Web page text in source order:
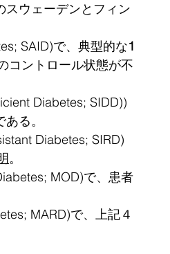
スウェーデンとフィン
SAID)で、典型的な1
コントロール状態が不
Diabetes; SIDD))
ある。
Diabetes; SIRD)
。
MOD)で、患者
MARD)で、上記４